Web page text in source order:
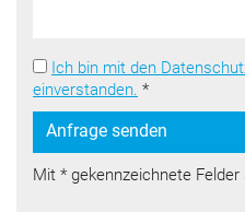
Ich bin mit den
einverstanden. *
Anfrage senden
Mit * gekennzeichnete